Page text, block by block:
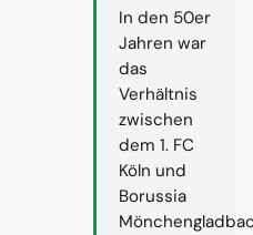
In den 50er
Jahren war
das
Verhältnis
zwischen
dem 1. FC
Köln und
Borussia